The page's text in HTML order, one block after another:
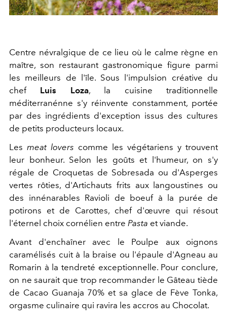
Centre névralgique de ce lieu où le calme règne en
maître, son restaurant gastronomique figure parmi
les meilleurs de l'île. Sous l'impulsion créative du
chef Luis Loza, la cuisine traditionnelle
méditerranénne s'y réinvente constamment, portée
par des ingrédients d'exception issus des cultures
de petits producteurs locaux.
Les meat lovers comme les végétariens y trouvent
leur bonheur. Selon les goûts et l'humeur, on s'y
régale de Croquetas de Sobresada ou d'Asperges
vertes rôties, d'Artichauts frits aux langoustines ou
des innénarables Ravioli de boeuf à la purée de
potirons et de Carottes, chef d'œuvre qui résout
l'éternel choix cornélien entre Pasta et viande.
Avant d'enchaîner avec le Poulpe aux oignons
caramélisés cuit à la braise ou l'épaule d'Agneau au
Romarin à la tendreté exceptionnelle. Pour conclure,
on ne saurait que trop recommander le Gâteau tiède
de Cacao Guanaja 70% et sa glace de Fève Tonka,
orgasme culinaire qui ravira les accros au Chocolat.